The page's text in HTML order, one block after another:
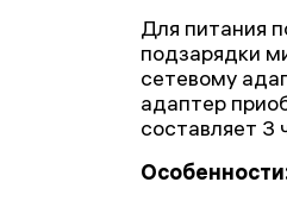
Для питания
подзарядки
сетевому
адаптер
составляет 3